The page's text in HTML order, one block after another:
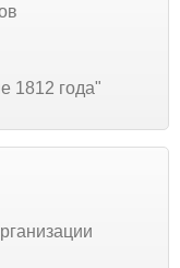
1812 года"